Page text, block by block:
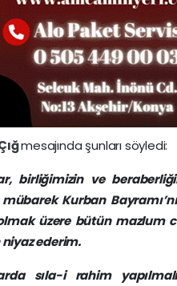
mesajında şunları söyledi:
birliğimizin ve
Kurban
üzere bütün mazlum
ederim.
sıla-i rahim